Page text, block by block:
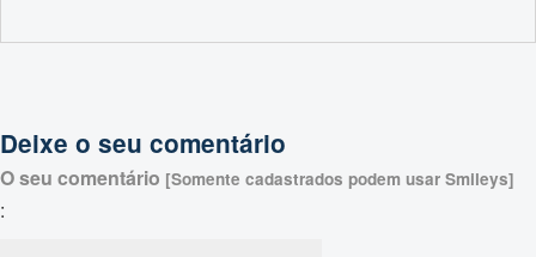
Deixe o seu comentário
O seu comentário [Somente cadastrados podem usar Smileys]
: